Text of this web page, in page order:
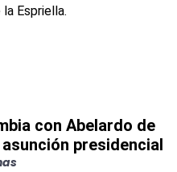
con Abelardo de
presidencial